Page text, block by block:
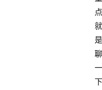
点
就
是
聊
一
下